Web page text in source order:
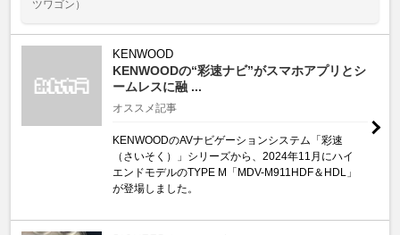
ツワゴン）
KENWOOD
KENWOODの“彩速ナビ”がスマホアプリとシ
ームレスに融 ...
オススメ記事
KENWOODのAVナビゲーションシステム「彩速
（さいそく）」シリーズから、2024年11月にハイ
エンドモデルのTYPE M「MDV-M911HDF＆HDL」
が登場しました。